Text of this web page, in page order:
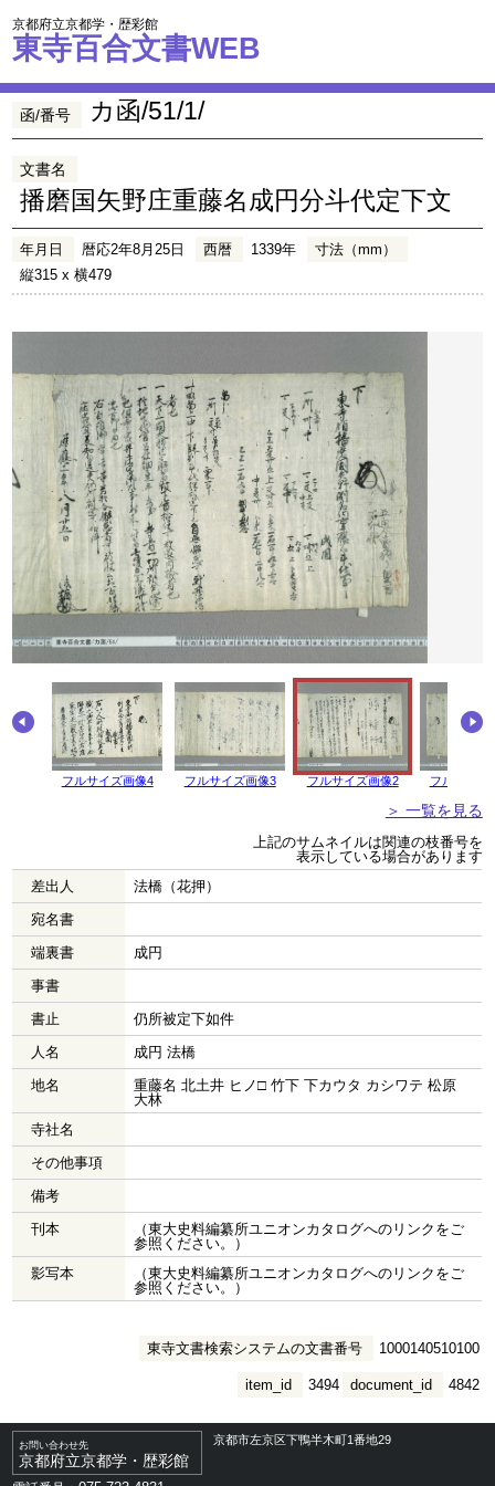
京都府立京都学・歴彩館
東寺百合文書WEB
函/番号 カ函/51/1/
文書名
播磨国矢野庄重藤名成円分斗代定下文
年月日 暦応2年8月25日 西暦 1339年
寸法（mm）
縦315 x 横479
フルサイズ画像4 フルサイズ画像3 フルサイズ画像2 フルサイズ
＞ 一覧を見る
上記のサムネイルは関連の枝番号を
表示している場合があります
差出人
法橋（花押）
宛名書
端裏書
成円
事書
書止
仍所被定下如件
人名
成円 法橋
地名
重藤名 北土井 ヒノ□ 竹下 下カウタ カシワテ 松原
大林
寺社名
その他事項
備考
刊本
（東大史料編纂所ユニオンカタログへのリンクをご
参照ください。）
影写本
（東大史料編纂所ユニオンカタログへのリンクをご
参照ください。）
東寺文書検索システムの文書番号 1000140510100
document_id 4842
item_id 3494
お問い合わせ先
京都府立京都学・歴彩館
京都市左京区下鴨半木町1番地29